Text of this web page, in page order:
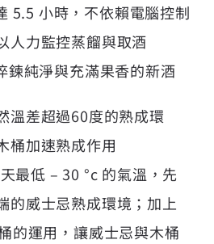
5.5 小時，不依賴電腦控制
人力監控蒸餾與取酒
鍊純淨與充滿果香的新酒
溫差超過60度的熟成環
桶加速熟成作用
最低 – 30 °c 的氣溫，先
的威士忌熟成環境；加上
的運用，讓威士忌與木桶